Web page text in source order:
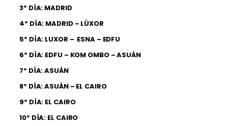
3º DÍA: MADRID
4º DÍA: MADRID – LÚXOR
5º DÍA: LUXOR – ESNA – EDFU
6º DÍA: EDFU – KOM OMBO – ASUÁN
7º DÍA: ASUÁN
8º DÍA: ASUÁN – EL CAIRO
9º DÍA: EL CAIRO
10º DÍA: EL CAIRO